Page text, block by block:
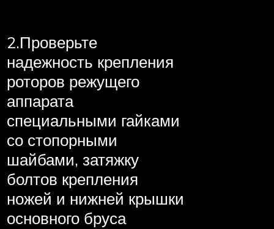
2.Проверьте
надежность крепления
роторов режущего
аппарата
специальными гайками
со стопорными
шайбами, затяжку
болтов крепления
ножей и нижней крышки
основного бруса